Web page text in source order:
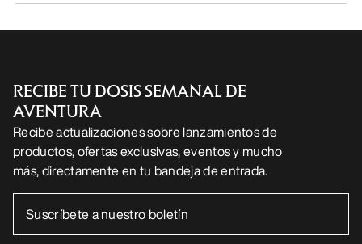
RECIBE TU DOSIS SEMANAL DE
AVENTURA
Recibe actualizaciones sobre lanzamientos de
productos, ofertas exclusivas, eventos y mucho
más, directamente en tu bandeja de entrada.